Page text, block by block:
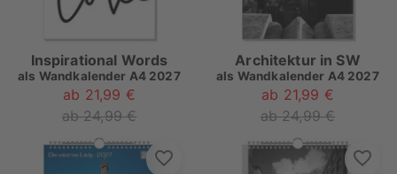
Inspirational Words
als Wandkalender A4 2027
ab 21,99 €
ab 24,99 €
Architektur in SW
als Wandkalender A4 2027
ab 21,99 €
ab 24,99 €